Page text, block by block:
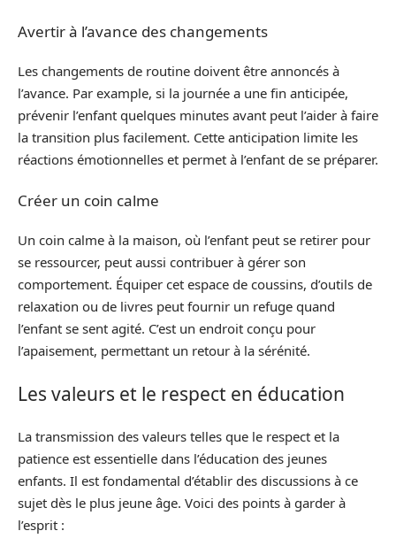
Avertir à l’avance des changements
Les changements de routine doivent être annoncés à
l’avance. Par example, si la journée a une fin anticipée,
prévenir l’enfant quelques minutes avant peut l’aider à faire
la transition plus facilement. Cette anticipation limite les
réactions émotionnelles et permet à l’enfant de se préparer.
Créer un coin calme
Un coin calme à la maison, où l’enfant peut se retirer pour
se ressourcer, peut aussi contribuer à gérer son
comportement. Équiper cet espace de coussins, d’outils de
relaxation ou de livres peut fournir un refuge quand
l’enfant se sent agité. C’est un endroit conçu pour
l’apaisement, permettant un retour à la sérénité.
Les valeurs et le respect en éducation
La transmission des valeurs telles que le respect et la
patience est essentielle dans l’éducation des jeunes
enfants. Il est fondamental d’établir des discussions à ce
sujet dès le plus jeune âge. Voici des points à garder à
l’esprit :